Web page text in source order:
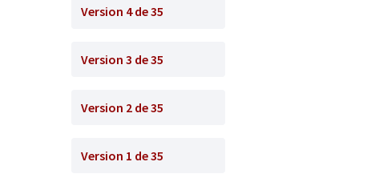
Version 4 de 35
Version 3 de 35
Version 2 de 35
Version 1 de 35